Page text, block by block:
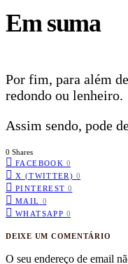
Em suma
Por fim, para além
redondo ou lenheiro.
Assim sendo, pode
0 Shares
FACEBOOK 0
X (TWITTER) 0
PINTEREST 0
MAIL 0
WHATSAPP 0
DEIXE UM COMENTÁRIO
O seu endereço de email